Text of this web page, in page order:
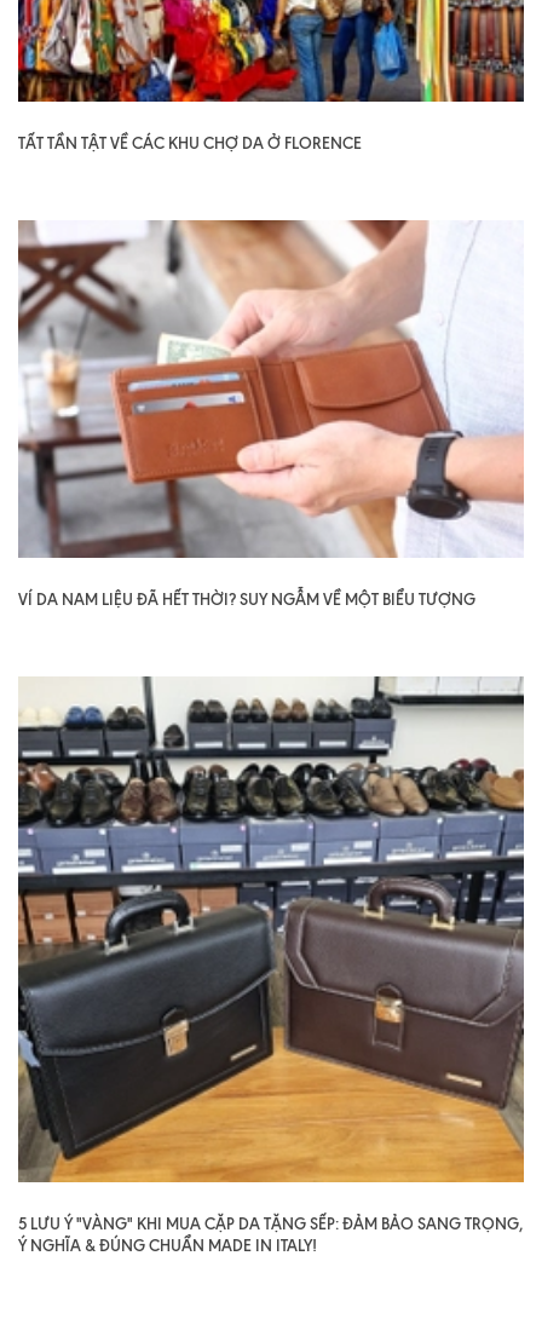
TẤT TẦN TẬT VỀ CÁC KHU CHỢ DA Ở FLORENCE
VÍ DA NAM LIỆU ĐÃ HẾT THỜI? SUY NGẪM VỀ MỘT BIỂU TƯỢNG
5 LƯU Ý "VÀNG" KHI MUA CẶP DA TẶNG SẾP: ĐẢM BẢO SANG TRỌNG,
Ý NGHĨA & ĐÚNG CHUẨN MADE IN ITALY!